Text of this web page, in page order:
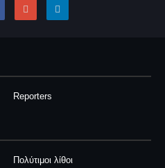
Reporters
Πολύτιμοι λίθοι